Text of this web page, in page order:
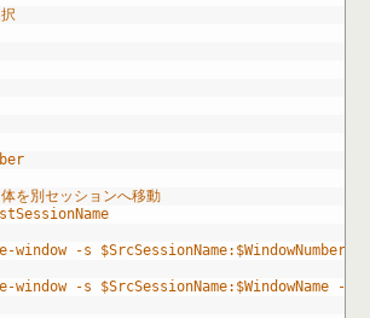
を別セッションへ移動
window -s $SrcSessionName:$WindowNumber
window -s $SrcSessionName:$WindowName -t